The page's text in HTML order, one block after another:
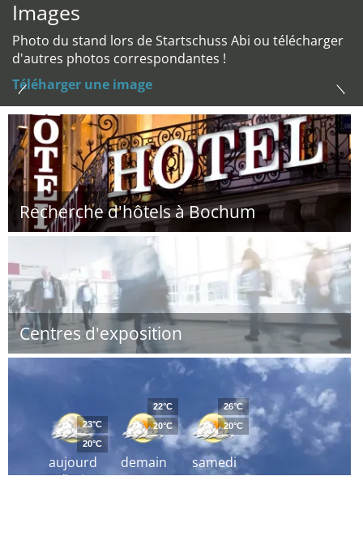
Images
Photo du stand lors de Startschuss Abi ou télécharger
d'autres photos correspondantes !
Téléharger une image
Recherche d'hôtels à Bochum
Centres d'exposition
aujourd
´hui
23°C
20°C
demain
22°C
20°C
samedi
26°C
20°C